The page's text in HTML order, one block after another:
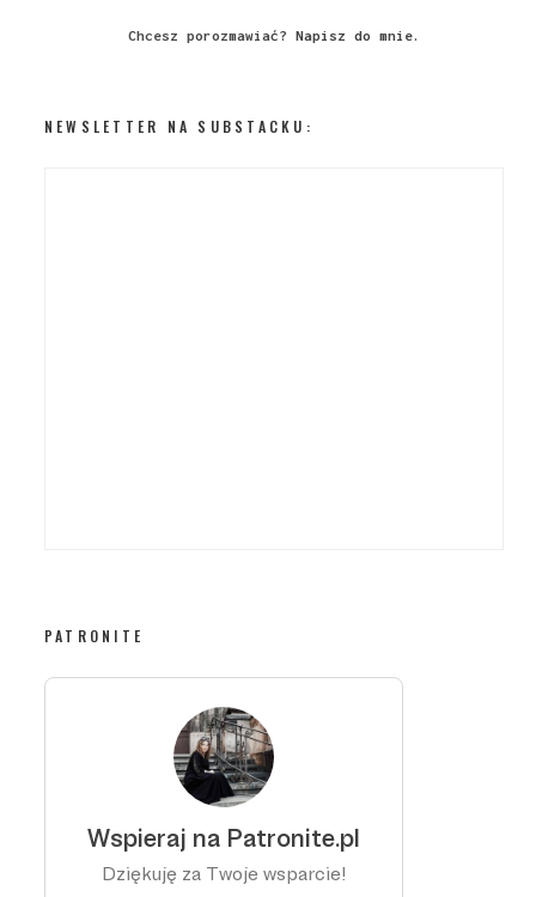
Chcesz porozmawiać? Napisz do mnie.
NEWSLETTER NA SUBSTACKU:
PATRONITE